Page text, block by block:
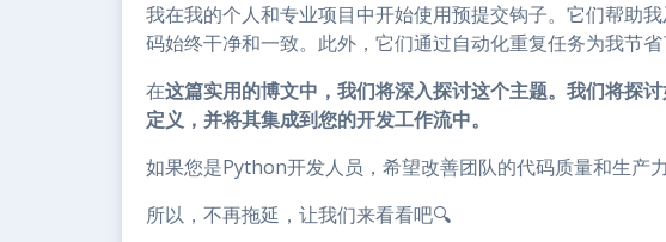
我在我的个人和专业项目中开始使用预提交钩子。它们帮助
码始终干净和一致。此外，它们通过自动化重复任务为我节省
在这篇实用的博文中，我们将深入探讨这个主题。我们将探
定义，并将其集成到您的开发工作流中。
如果您是Python开发人员，希望改善团队的代码质量和生产
所以，不再拖延，让我们来看看吧🔍